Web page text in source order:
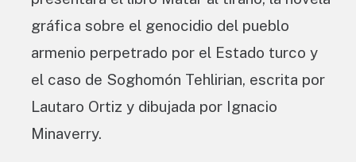
gráfica sobre el genocidio del pueblo
armenio perpetrado por el Estado turco y
el caso de Soghomón Tehlirian, escrita por
Lautaro Ortiz y dibujada por Ignacio
Minaverry.